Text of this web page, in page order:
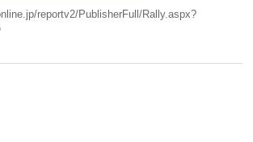
reportv2/PublisherFull/Rally.aspx?